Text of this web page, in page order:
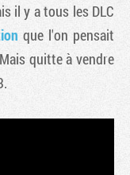
il y a tous les DLC
que l'on pensait
quitte à vendre